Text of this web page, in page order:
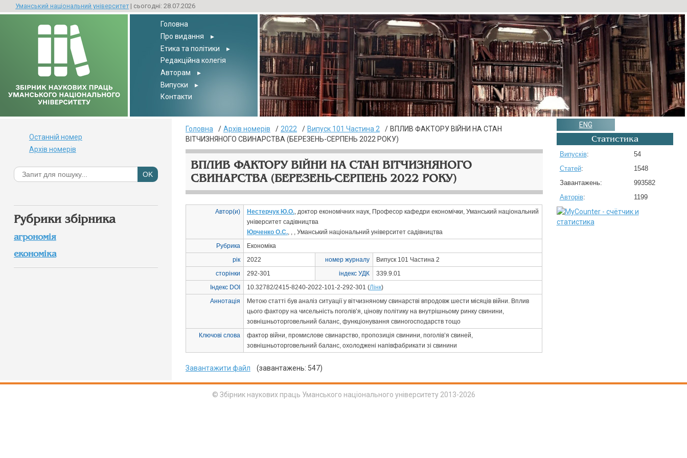
Уманський національний університет| сьогодні: 28.07.2026
Головна
Про видання
▸
Етика та політики
▸
Редакційна колегія
Авторам
▸
Випуски
▸
Контакти
Головна Архів номерів 2022 Випуск 101 Частина 2
ВПЛИВ ФАКТОРУ ВІЙНИ НА СТАН
ВІТЧИЗНЯНОГО СВИНАРСТВА (БЕРЕЗЕНЬ-СЕРПЕНЬ 2022 РОКУ)
ВПЛИВ ФАКТОРУ ВІЙНИ НА СТАН ВІТЧИЗНЯНОГО
СВИНАРСТВА (БЕРЕЗЕНЬ-СЕРПЕНЬ 2022 РОКУ)
Автор(и) Нестерчук Ю.О., доктор економічних наук, Професор кафедри економічки, Уманський національний
університет садівництва
Юрченко О.С., , , Уманський національний університет садівництва
Рубрика
Економіка
рік
2022 номер журналу
Випуск 101 Частина 2
сторінки
292-301 індекс УДК
339.9.01
Індекс DOI
10.32782/2415-8240-2022-101-2-292-301 (Лінк)
Аннотація
Метою статті був аналіз ситуації у вітчизняному свинарстві впродовж шести місяців війни. Вплив
цього фактору на чисельність поголів’я, цінову політику на внутрішньому ринку свинини,
зовнішньоторговельний баланс, функціонування свиногосподарств тощо
Ключові слова
фактор війни, промислове свинарство, пропозиція свинини, поголів’я свиней,
зовнішньоторговельний баланс, охолоджені напівфабрикати зі свинини
Завантажити файл (завантажень: 547)
Останній номер
Архів номерів
Рубрики збірника
агрономія
економіка
ENG
Статистика
Випусків:
54
Статей:
1548
Завантажень:
993582
Авторів: 1199
© Збірник наукових праць Уманського національного університету 2013-2026